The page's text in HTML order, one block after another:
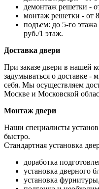
демонтаж решетки -
монтаж решетки - от
подъем: до 5-го
руб./1 этаж.
Доставка двери
При заказе двери в нашей
задумываться о доставке -
себя. Мы осуществляем
Москве и Московской
Монтаж двери
Наши специалисты
быстро.
Стандартная установка
доработка
установка дверного
установка фурнитуры,